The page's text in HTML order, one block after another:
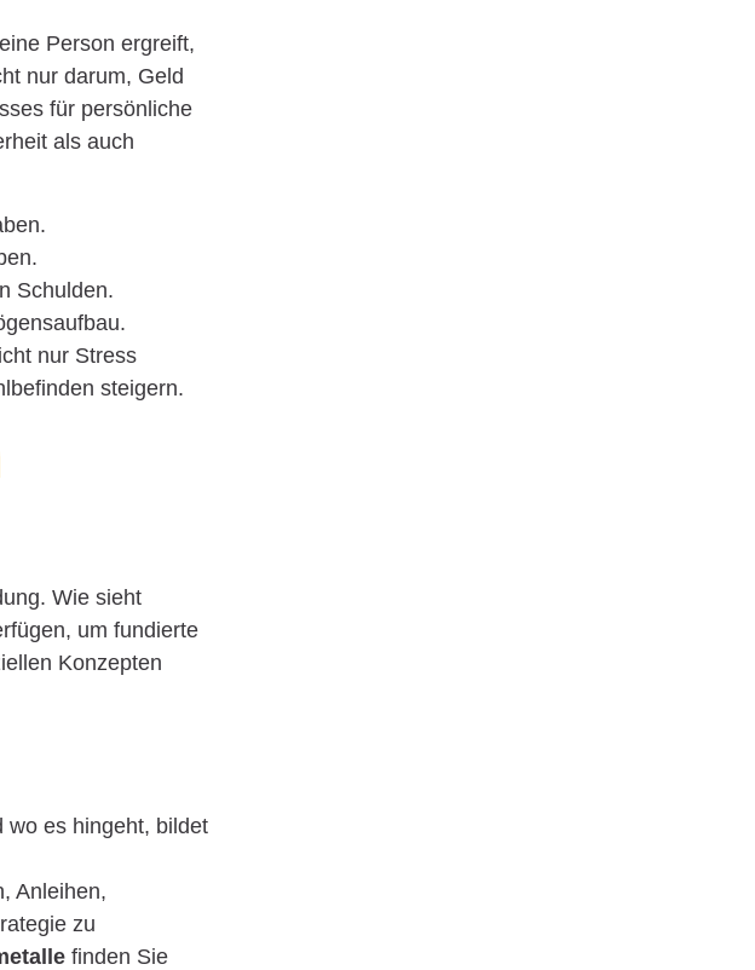
Person ergreift,
nur darum, Geld
für persönliche
als auch
Schulden.
nur Stress
steigern.
Wie sieht
um fundierte
Konzepten
wo es hingeht, bildet
Anleihen,
zu
finden Sie